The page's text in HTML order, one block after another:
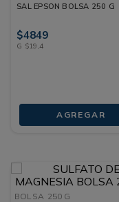
SAL EPSON BOLSA 250 G
$4849
G $19 ,4
AGREGAR
BOLSA 250 G